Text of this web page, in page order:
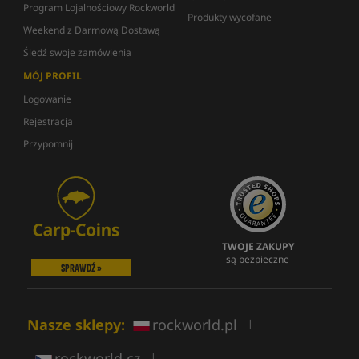
Program Lojalnościowy Rockworld
Weekend z Darmową Dostawą
Śledź swoje zamówienia
Produkty wycofane
MÓJ PROFIL
Logowanie
Rejestracja
Przypomnij
SPRAWDŹ »
TWOJE ZAKUPY
są bezpieczne
Nasze sklepy: rockworld.pl |